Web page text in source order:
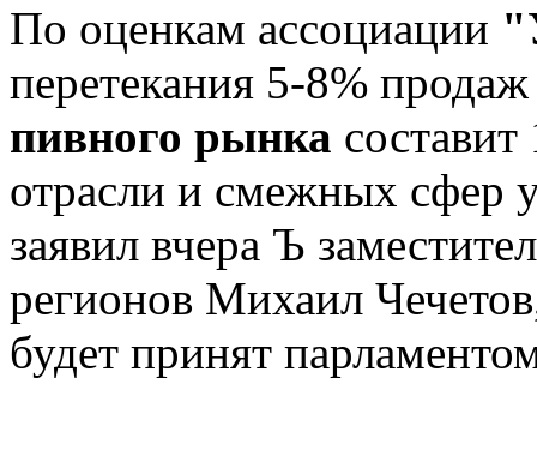
По оценкам ассоциации
перетекания 5-8%
пивного рынка
отрасли и смежных сфер
заявил вчера Ъ
регионов Михаил
будет принят